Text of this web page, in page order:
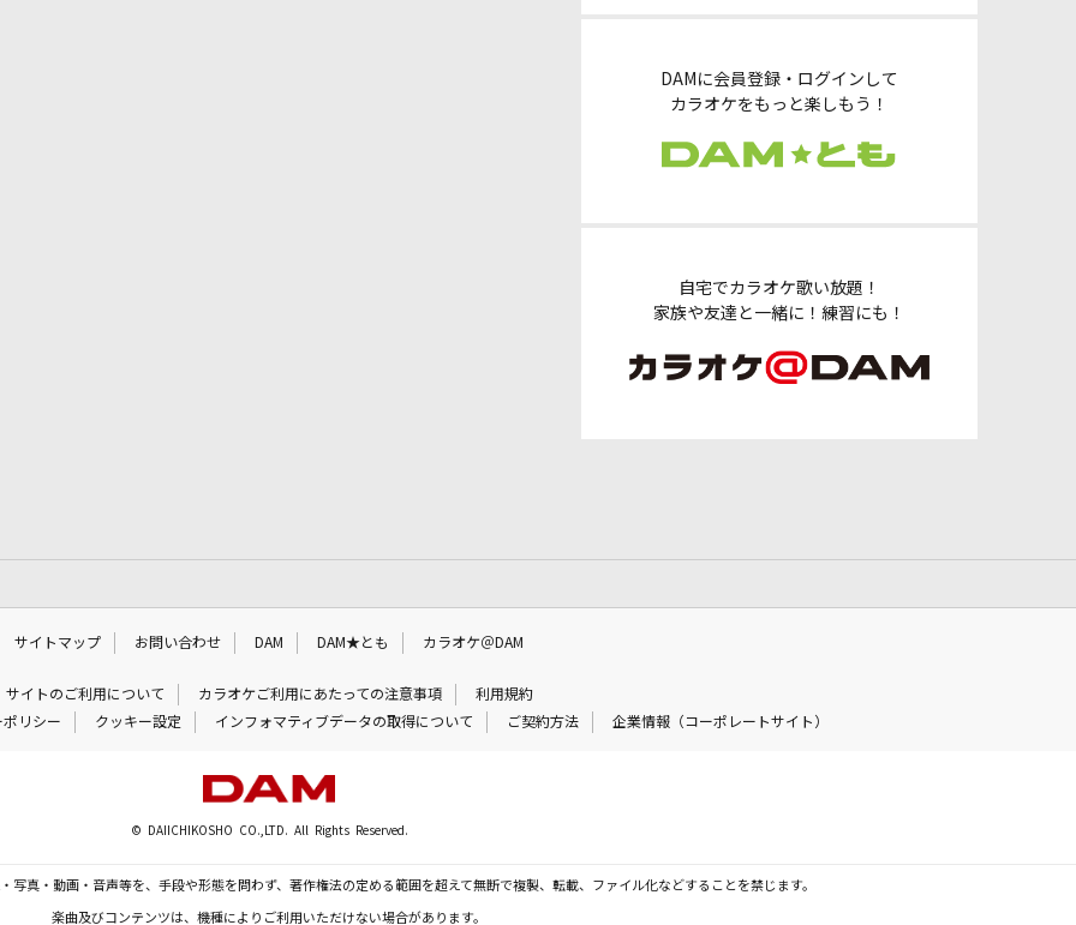
DAMに会員登録・ログインして
カラオケをもっと楽しもう！
自宅でカラオケ歌い放題！
家族や友達と一緒に！練習にも！
サイトマップ お問い合わせ DAM DAM★とも カラオケ＠DAM
サイトのご利用について カラオケご利用にあたっての注意事項
利用規約
リシー
クッキー設定 インフォマティブデータの取得について ご契約方法 企業情報（コーポレートサイト）
© DAIICHIKOSHO CO.,LTD. All Rights Reserved.
写真・動画・音声等を、手段や形態を問わず、著作権法の定める範囲を超えて無断で複製、転載、ファイル化などすることを禁じます。
楽曲及びコンテンツは、機種によりご利用いただけない場合があります。